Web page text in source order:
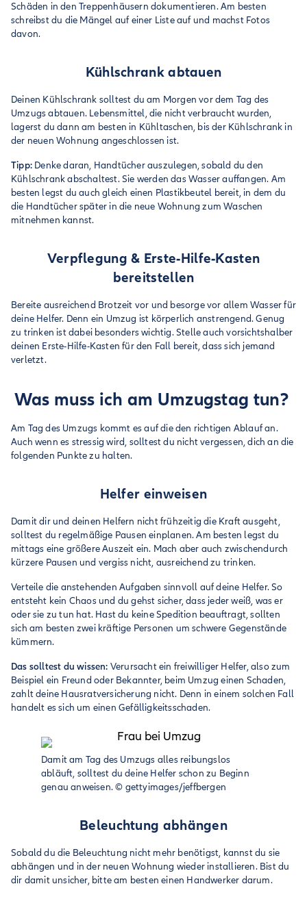
Schäden in den Treppenhäusern dokumentieren. Am besten
schreibst du die Mängel auf einer Liste auf und machst Fotos
davon.
Kühlschrank abtauen
Deinen Kühlschrank solltest du am Morgen vor dem Tag des
Umzugs abtauen. Lebensmittel, die nicht verbraucht wurden,
lagerst du dann am besten in Kühltaschen, bis der Kühlschrank in
der neuen Wohnung angeschlossen ist.
Tipp: Denke daran, Handtücher auszulegen, sobald du den
Kühlschrank abschaltest. Sie werden das Wasser auffangen. Am
besten legst du auch gleich einen Plastikbeutel bereit, in dem du
die Handtücher später in die neue Wohnung zum Waschen
mitnehmen kannst.
Verpflegung & Erste-Hilfe-Kasten
bereitstellen
Bereite ausreichend Brotzeit vor und besorge vor allem Wasser für
deine Helfer. Denn ein Umzug ist körperlich anstrengend. Genug
zu trinken ist dabei besonders wichtig. Stelle auch vorsichtshalber
deinen Erste-Hilfe-Kasten für den Fall bereit, dass sich jemand
verletzt.
Was muss ich am Umzugstag tun?
Am Tag des Umzugs kommt es auf die den richtigen Ablauf an.
Auch wenn es stressig wird, solltest du nicht vergessen, dich an die
folgenden Punkte zu halten.
Helfer einweisen
Damit dir und deinen Helfern nicht frühzeitig die Kraft ausgeht,
solltest du regelmäßige Pausen einplanen. Am besten legst du
mittags eine größere Auszeit ein. Mach aber auch zwischendurch
kürzere Pausen und vergiss nicht, ausreichend zu trinken.
Verteile die anstehenden Aufgaben sinnvoll auf deine Helfer. So
entsteht kein Chaos und du gehst sicher, dass jeder weiß, was er
oder sie zu tun hat. Hast du keine Spedition beauftragt, sollten
sich am besten zwei kräftige Personen um schwere Gegenstände
kümmern.
Das solltest du wissen: Verursacht ein freiwilliger Helfer, also zum
Beispiel ein Freund oder Bekannter, beim Umzug einen Schaden,
zahlt deine Hausratversicherung nicht. Denn in einem solchen Fall
handelt es sich um einen Gefälligkeitsschaden.
Damit am Tag des Umzugs alles reibungslos
abläuft, solltest du deine Helfer schon zu Beginn
genau anweisen.© gettyimages/jeffbergen
Beleuchtung abhängen
Sobald du die Beleuchtung nicht mehr benötigst, kannst du sie
abhängen und in der neuen Wohnung wieder installieren. Bist du
dir damit unsicher, bitte am besten einen Handwerker darum.